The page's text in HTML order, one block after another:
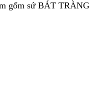
gốm sứ BÁT TRÀNG